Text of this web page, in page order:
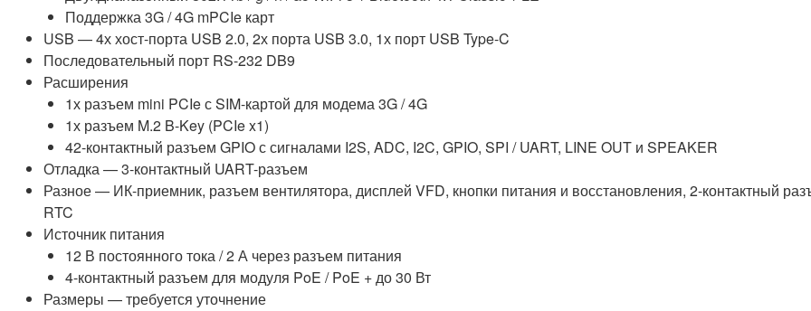
Поддержка 3G / 4G mPCIe карт
USB — 4х хост-порта USB 2.0, 2х порта USB 3.0, 1х порт USB Type-C
Последовательный порт RS-232 DB9
Расширения
1х разъем mini PCIe с SIM-картой для модема 3G / 4G
1х разъем M.2 B-Key (PCIe x1)
42-контактный разъем GPIO с сигналами I2S, ADC, I2C, GPIO, SPI / UART, LINE OUT и SPEAKER
Отладка — 3-контактный UART-разъем
Разное — ИК-приемник, разъем вентилятора, дисплей VFD, кнопки питания и восстановления, 2-контактный
RTC
Источник питания
12 В постоянного тока / 2 А через разъем питания
4-контактный разъем для модуля PoE / PoE + до 30 Вт
Размеры — требуется уточнение